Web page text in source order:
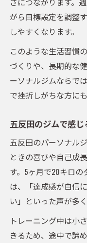
がら目標設定を調整
しやすくなります。
このような生活習慣
づくりや、長期的な
ーソナルジムならで
で挫折しがちな方に
五反田のジムで感
五反田のパーソナル
ときの喜びや自己成
す。5ヶ月で20キロ
は、「達成感が自信
い」といった声が多
トレーニング中は小
きるため、途中で諦